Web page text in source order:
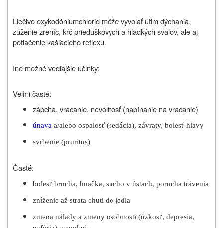
Liečivo oxykodóniumchlorid môže vyvolať útlm dýchania,
zúženie zreníc, kŕč prieduškových a hladkých svalov, ale aj
potlačenie kašľacieho reflexu.
Iné možné vedľajšie účinky:
Veľmi časté:
zápcha, vracanie, nevoľnosť (napínanie na vracanie)
únava a/alebo ospalosť (sedácia), závraty, bolesť hlavy
svrbenie (pruritus)
Časté:
bolesť brucha, hnačka, sucho v ústach, porucha trávenia
zníženie až strata chuti do jedla
zmena nálady a zmeny osobnosti (úzkosť, depresia,